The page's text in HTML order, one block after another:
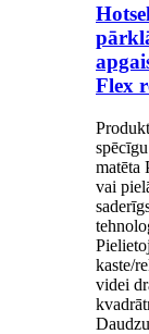
Flex
matēta
vai
kaste/
videi